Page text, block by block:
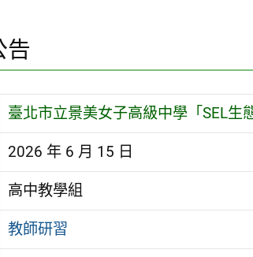
告
臺北市立景美女子高級中學「SEL
2026 年 6 月 15 日
高中教學組
教師研習